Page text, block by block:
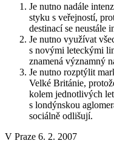
Je nutno nadále
styku s veřejností,
destinací se neustále
Je nutno využívat
s novými leteckými
znamená významný
Je nutno rozptýlit
Velké Británie,
kolem jednotlivých
s londýnskou
sociálně odlišují.
V Praze 6. 2. 2007